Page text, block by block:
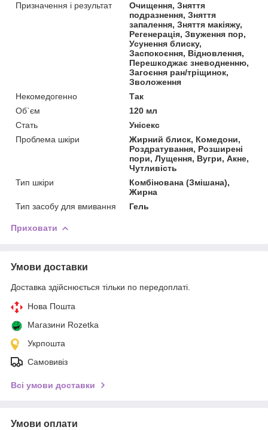
Призначення і результат
Очищення, Зняття
подразнення, Зняття
запалення, Зняття макіяжу,
Регенерація, Звуження пор,
Усунення блиску,
Заспокоєння, Відновлення,
Перешкоджає зневодненню,
Загоєння ран/тріщинок,
Зволоження
Некомедогенно
Так
Об`єм
120 мл
Стать
Унісекс
Проблема шкіри
Жирний блиск, Комедони,
Роздратування, Розширені
пори, Лущення, Вугри, Акне,
Чутливість
Тип шкіри
Комбінована (Змішана),
Жирна
Тип засобу для вмивання
Гель
Приховати
Умови доставки
Доставка здійснюється тільки по передоплаті.
Нова Пошта
Магазини Rozetka
Укрпошта
Самовивіз
Всі умови доставки
Умови оплати